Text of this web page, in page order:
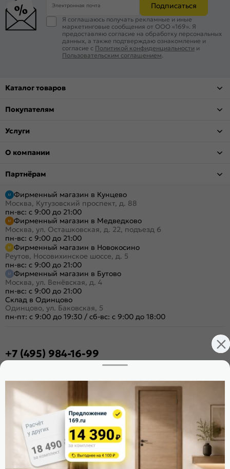
Электронная почта Подписаться
Я соглашаюсь получать рекламные и иные
маркетинговые сообщения от ООО «169». Я
предоставляю согласие на обработку персональных
данных, а также подтверждаю ознакомление и
согласие с Политикой конфиденциальности и
Пользовательским соглашением
Каталог товаров
Покупателям
Услуги
О компании
Партнёрам
Фирменный магазин в Кунцево
Москва, Кутузовский проспект, д. 88
пн-вс: с 9:00 до 21:00
Фирменный магазин в Медведково
Москва, ул. Осташковская, д. 22, подъезд 6
пн-вс: с 9:00 до 21:00
Фирменный магазин в Новокосино
Реутов, Носовихинское шоссе, д. 5
пн-вс: с 9:00 до 21:00
Фирменный магазин в Бутово
Москва, ул. Венёвская, д. 4
пн-вс: с 9:00 до 21:00
Склад в Одинцово
Одинцово, ул. Баковская, 5
пн-пт: с 9:00 до 19:30 / сб-вс: с 9:00 до 18:00
+7 (495) 984-16-99
Поделиться
Оцените магазин